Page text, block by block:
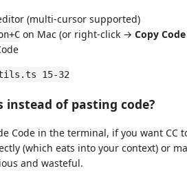
(multi-cursor supported)
on Mac (or right-click → Copy
15-32
instead of pasting code?
Code in the terminal, if you want CC
(which eats into your context) or
and wasteful.